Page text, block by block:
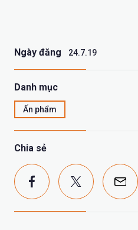
Ngày đăng 24.7.19
Danh mục
Ấn phẩm
Chia sẻ